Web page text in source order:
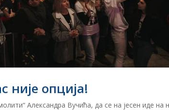
није опција!
Александра Вучића, да се на јесен иде на